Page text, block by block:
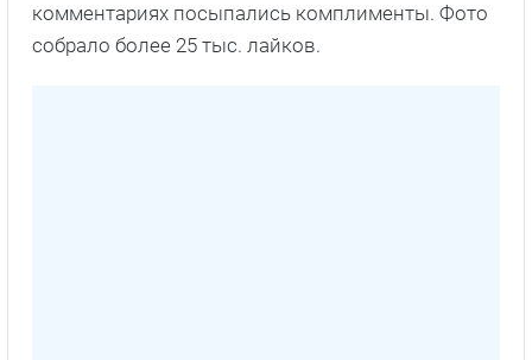
комментариях посыпались комплименты. Фото
собрало более 25 тыс. лайков.